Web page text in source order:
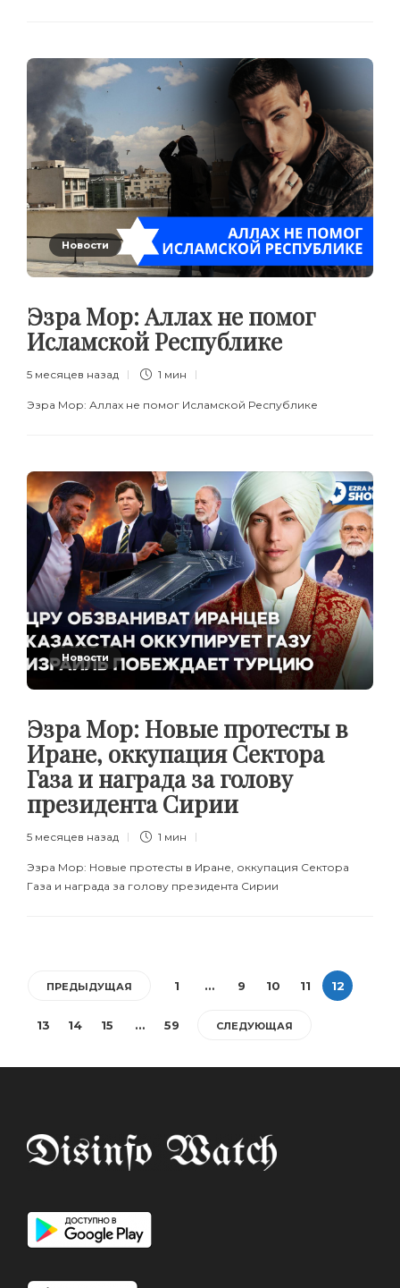
Новости
Эзра Мор: Аллах не помог
Исламской Республике
5 месяцев назад 1 мин
Эзра Мор: Аллах не помог Исламской Республике
Новости
Эзра Мор: Новые протесты в
Иране, оккупация Сектора
Газа и награда за голову
президента Сирии
5 месяцев назад 1 мин
Эзра Мор: Новые протесты в Иране, оккупация Сектора
Газа и награда за голову президента Сирии
ПРЕДЫДУЩАЯ 1 … 9 10 11 12
13 14 15 … 59 СЛЕДУЮЩАЯ